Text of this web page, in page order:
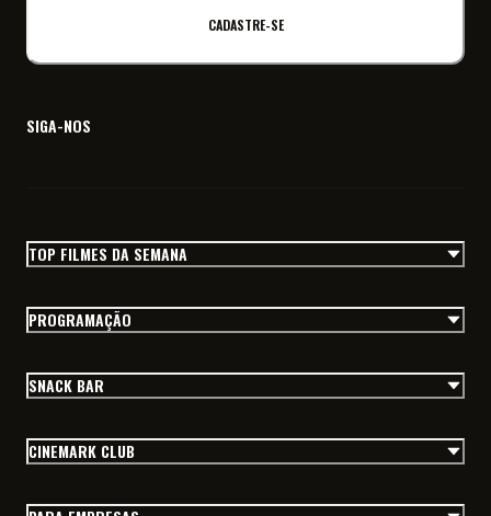
CADASTRE-SE
SIGA-NOS
TOP FILMES DA SEMANA
PROGRAMAÇÃO
SNACK BAR
CINEMARK CLUB